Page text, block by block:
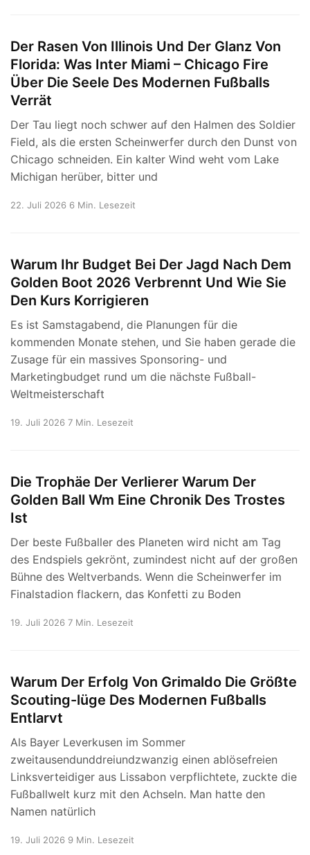
Der Rasen Von Illinois Und Der Glanz Von
Florida: Was Inter Miami – Chicago Fire
Über Die Seele Des Modernen Fußballs
Verrät
Der Tau liegt noch schwer auf den Halmen des Soldier
Field, als die ersten Scheinwerfer durch den Dunst von
Chicago schneiden. Ein kalter Wind weht vom Lake
Michigan herüber, bitter und
22. Juli 2026 6 Min. Lesezeit
Warum Ihr Budget Bei Der Jagd Nach Dem
Golden Boot 2026 Verbrennt Und Wie Sie
Den Kurs Korrigieren
Es ist Samstagabend, die Planungen für die
kommenden Monate stehen, und Sie haben gerade die
Zusage für ein massives Sponsoring- und
Marketingbudget rund um die nächste Fußball-
Weltmeisterschaft
19. Juli 2026 7 Min. Lesezeit
Die Trophäe Der Verlierer Warum Der
Golden Ball Wm Eine Chronik Des Trostes
Ist
Der beste Fußballer des Planeten wird nicht am Tag
des Endspiels gekrönt, zumindest nicht auf der großen
Bühne des Weltverbands. Wenn die Scheinwerfer im
Finalstadion flackern, das Konfetti zu Boden
19. Juli 2026 7 Min. Lesezeit
Warum Der Erfolg Von Grimaldo Die Größte
Scouting-lüge Des Modernen Fußballs
Entlarvt
Als Bayer Leverkusen im Sommer
zweitausendunddreiundzwanzig einen ablösefreien
Linksverteidiger aus Lissabon verpflichtete, zuckte die
Fußballwelt kurz mit den Achseln. Man hatte den
Namen natürlich
19. Juli 2026 9 Min. Lesezeit